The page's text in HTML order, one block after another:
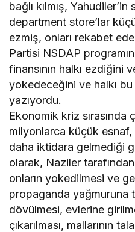
bağlı kılmış,
department store’lar
ezmiş, onları rekabet
Partisi NSDAP
finansının halkı ezdiğini
yokedeceğini ve halkı bu
yazıyordu.
Ekonomik kriz sırasında
milyonlarca küçük
daha iktidara gelmediği
olarak, Naziler
onların yokedilmesi ve
propaganda yağmuruna
dövülmesi, evlerine
çıkarılması, mallarının